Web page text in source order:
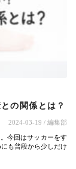
の関係とは？
2024-03-19 / 編集部
今回はサッカーをす
も普段から少しだけ